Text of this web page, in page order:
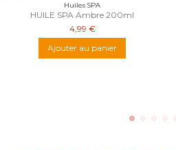
Huiles SPA
HUILE SPA Ambre 200ml
4,99 €
Ajouter au panier